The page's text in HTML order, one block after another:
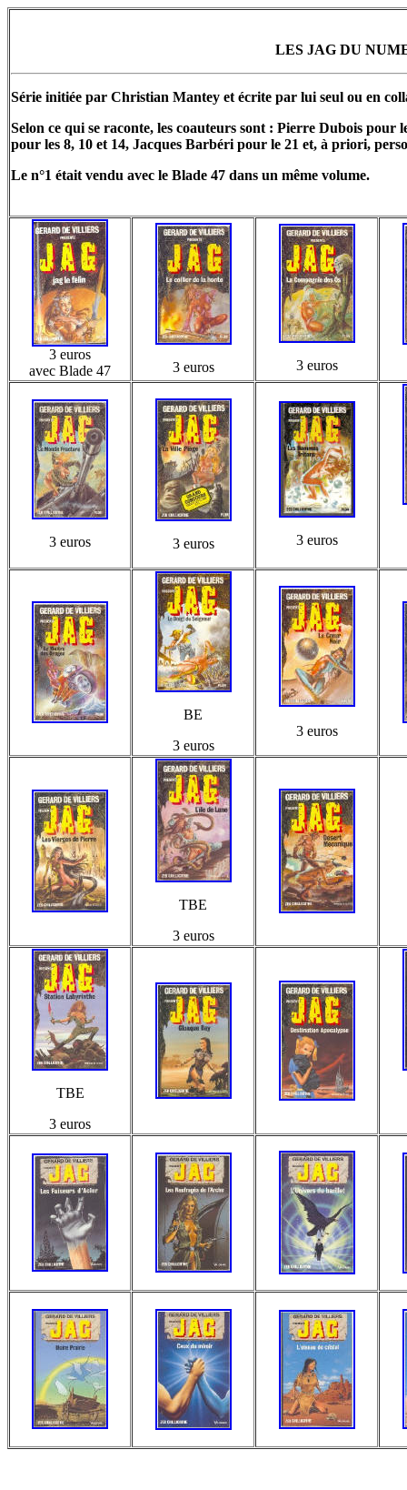
LES JAG DU
Série initiée par Christian Mantey et écrite par lui seul ou en
Selon ce qui se raconte, les coauteurs sont : Pierre Dubois pour
pour les 8, 10 et 14, Jacques Barbéri pour le 21 et, à priori,
Le n°1 était vendu avec le Blade 47 dans un même volume.
3 euros
avec Blade 47
3 euros 3 euros
3 euros 3 euros
3 euros
BE
3 euros
3 euros
TBE
3 euros
TBE
3 euros